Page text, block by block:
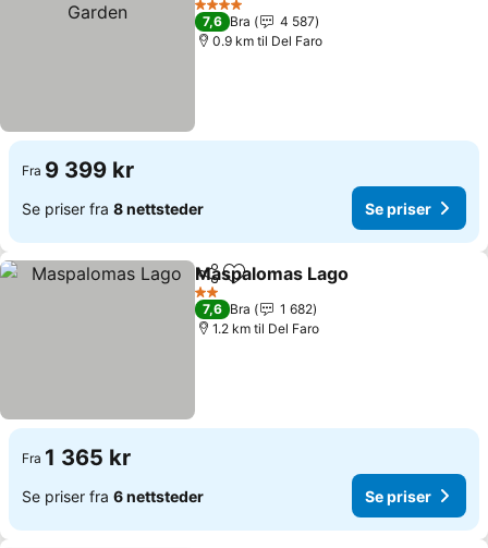
4 Stjerner
7,6 Bra
4 587
0.9 km til Del Faro
Fra 9 399 kr
Se priser fra 8 nettsteder Se priser
Del Legg til i favoritter
Maspalomas Lago
2 Stjerner
7,6 Bra
1 682
1.2 km til Del Faro
Fra 1 365 kr
Se priser fra 6 nettsteder Se priser